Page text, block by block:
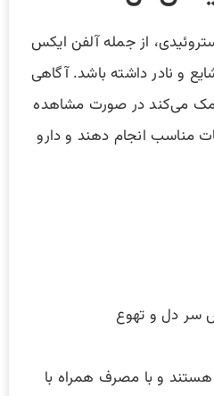
از جمله آلفن ایکس
شایع و نادر داشته باشد. آگاهی
کمک می‌کند در صورت مشاهده
مناسب انجام دهند و دارو
سر دل و تهوع
و با مصرف همراه با